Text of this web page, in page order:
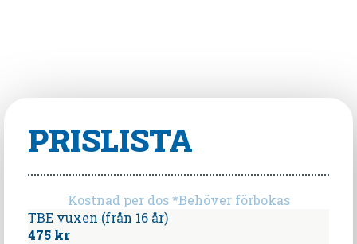
PRISLISTA
Kostnad per dos *Behöver förbokas
TBE vuxen (från 16 år)
475 kr